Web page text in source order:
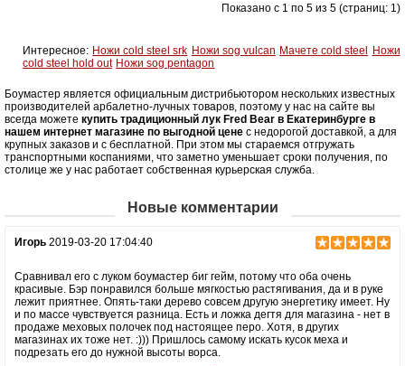
из черного и красного Dymondwood™
Назначение
Развлечение, охота
Показано с 1 по 5 из 5 (страниц: 1)
Интересное: Ножи cold steel srk Ножи sog vulcan Мачете cold steel Ножи
cold steel hold out Ножи sog pentagon
Боумастер является официальным дистрибьютором нескольких известных
производителей арбалетно-лучных товаров, поэтому у нас на сайте вы
всегда можете купить традиционный лук Fred Bear в Екатеринбурге в
нашем интернет магазине по выгодной цене с недорогой доставкой, а для
крупных заказов и с бесплатной. При этом мы стараемся отгружать
транспортными коспаниями, что заметно уменьшает сроки получения, по
столице же у нас работает собственная курьерская служба.
Новые комментарии
Игорь 2019-03-20 17:04:40
Сравнивал его с луком боумастер биг гейм, потому что оба очень
красивые. Бэр понравился больше мягкостью растягивания, да и в руке
лежит приятнее. Опять-таки дерево совсем другую энергетику имеет. Ну
и по массе чувствуется разница. Есть и ложка дегтя для магазина - нет в
продаже меховых полочек под настоящее перо. Хотя, в других
магазинах их тоже нет. :))) Пришлось самому искать кусок меха и
подрезать его до нужной высоты ворса.